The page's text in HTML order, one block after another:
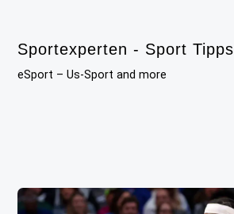
content
Sportexperten - Sport Tipps
eSport – Us-Sport and more